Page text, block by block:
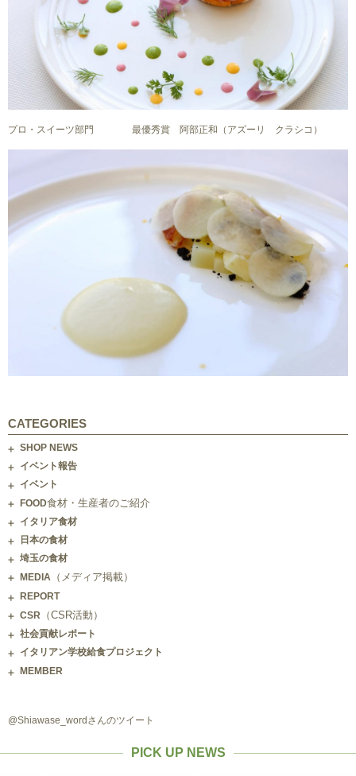
プロ・スイーツ部門 最優秀賞 阿部正和（アズーリ クラシコ）
CATEGORIES
SHOP NEWS
イベント報告
イベント
FOOD食材・生産者のご紹介
イタリア食材
日本の食材
埼玉の食材
MEDIA （メディア掲載）
REPORT
CSR
（CSR活動）
社会貢献レポート
イタリアン学校給食プロジェクト
MEMBER
@Shiawase_wordさんのツイート
PICK UP NEWS